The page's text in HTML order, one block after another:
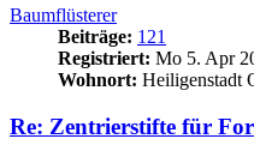
Baumflüsterer
Beiträge: 121
Registriert: Mo 5. Apr
Wohnort: Heiligenstadt
Re: Zentrierstifte für